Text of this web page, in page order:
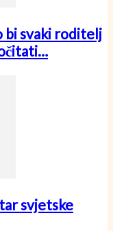
bi svaki roditelj
svjetske